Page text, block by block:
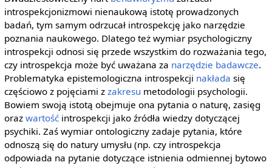
introspekcjonizmowi nienaukową istotę prowadzonych
badań, tym samym odrzucał introspekcję jako narzędzie
poznania naukowego. Dlatego też wymiar psychologiczny
introspekcji odnosi się przede wszystkim do rozważania tego,
czy introspekcja może być uważana za narzędzie badawcze.
Problematyka epistemologiczna introspekcji nakłada się
częściowo z pojęciami z zakresu metodologii psychologii.
Bowiem swoją istotą obejmuje ona pytania o naturę, zasięg
oraz wartośćintrospekcji jako źródła wiedzy dotyczącej
psychiki. Zaś wymiar ontologiczny zadaje pytania, które
odnoszą się do natury umysłu (np. czy introspekcja
odpowiada na pytanie dotyczące istnienia odmiennej bytowo